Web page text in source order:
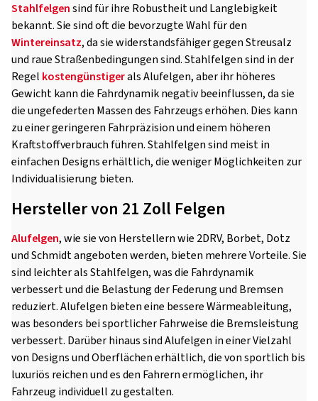
Stahlfelgensind für ihre Robustheit und Langlebigkeit
bekannt. Sie sind oft die bevorzugte Wahl für den
Wintereinsatz, da sie widerstandsfähiger gegen Streusalz
und raue Straßenbedingungen sind. Stahlfelgen sind in der
Regel kostengünstigerals Alufelgen, aber ihr höheres
Gewicht kann die Fahrdynamik negativ beeinflussen, da sie
die ungefederten Massen des Fahrzeugs erhöhen. Dies kann
zu einer geringeren Fahrpräzision und einem höheren
Kraftstoffverbrauch führen. Stahlfelgen sind meist in
einfachen Designs erhältlich, die weniger Möglichkeiten zur
Individualisierung bieten.
Hersteller von 21 Zoll Felgen
Alufelgen, wie sie von Herstellern wie 2DRV, Borbet, Dotz
und Schmidt angeboten werden, bieten mehrere Vorteile. Sie
sind leichter als Stahlfelgen, was die Fahrdynamik
verbessert und die Belastung der Federung und Bremsen
reduziert. Alufelgen bieten eine bessere Wärmeableitung,
was besonders bei sportlicher Fahrweise die Bremsleistung
verbessert. Darüber hinaus sind Alufelgen in einer Vielzahl
von Designs und Oberflächen erhältlich, die von sportlich bis
luxuriös reichen und es den Fahrern ermöglichen, ihr
Fahrzeug individuell zu gestalten.